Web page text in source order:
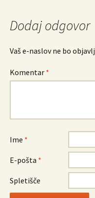
Dodaj odgovor
Vaš e-naslov ne bo
Komentar *
Ime *
E-pošta *
Spletišče